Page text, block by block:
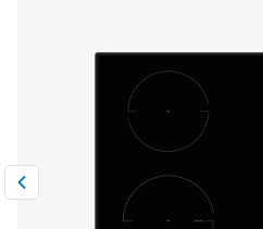
Климатическая техника